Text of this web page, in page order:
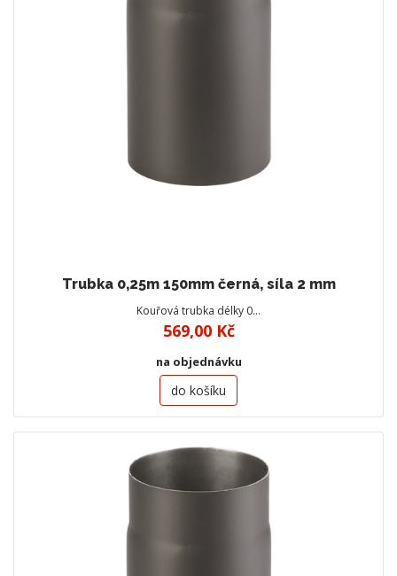
Trubka 0,25m 150mm černá, síla 2 mm
Kouřová trubka délky 0…
569,00 Kč
na objednávku
do košíku